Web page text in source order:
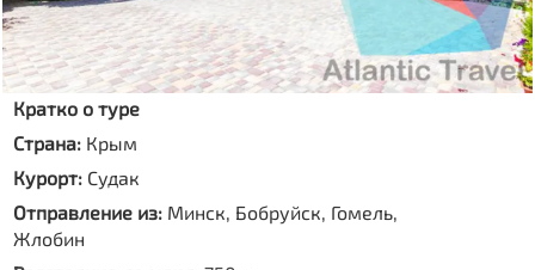
Кратко о туре
Страна: Крым
Курорт: Судак
Отправление из: Минск, Бобруйск, Гомель,
Жлобин